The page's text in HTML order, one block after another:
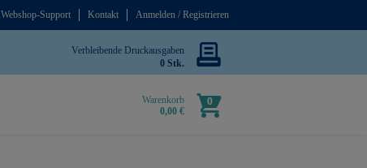
Webshop-Support Kontakt Anmelden / Registrieren
Verbleibende Druckausgaben
0 Stk.
Warenkorb
0,00 €
0